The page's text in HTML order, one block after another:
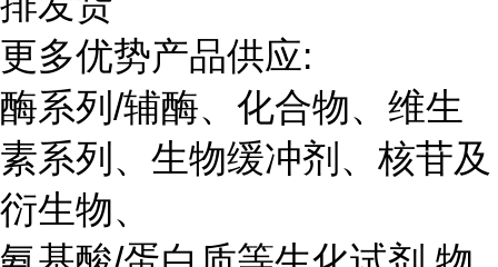
更多优势产品供应:
酶系列/辅酶、化合物、维生
素系列、生物缓冲剂、核苷及
衍生物、